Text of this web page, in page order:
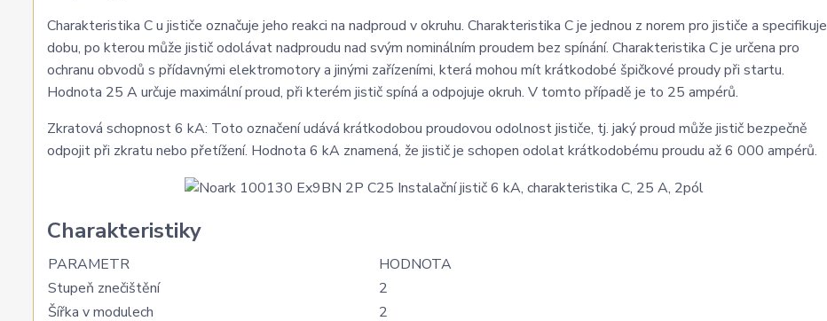
Charakteristika C u jističe označuje jeho reakci na nadproud v okruhu. Charakteristika C je jednou z norem pro jističe a specifikuje
dobu, po kterou může jistič odolávat nadproudu nad svým nominálním proudem bez spínání. Charakteristika C je určena pro
ochranu obvodů s přídavnými elektromotory a jinými zařízeními, která mohou mít krátkodobé špičkové proudy při startu.
Hodnota 25 A určuje maximální proud, při kterém jistič spíná a odpojuje okruh. V tomto případě je to 25 ampérů.
Zkratová schopnost 6 kA: Toto označení udává krátkodobou proudovou odolnost jističe, tj. jaký proud může jistič bezpečně
odpojit při zkratu nebo přetížení. Hodnota 6 kA znamená, že jistič je schopen odolat krátkodobému proudu až 6 000 ampérů.
Charakteristiky
PARAMETR
HODNOTA
Stupeň znečištění
2
Šířka v modulech
2